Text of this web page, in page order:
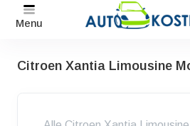
Menu
Citroen Xantia Limousine